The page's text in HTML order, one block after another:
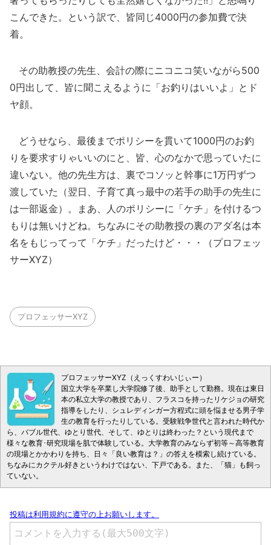
こんできた。という訳で、皆同じ4000円の参加費で決
着。
その助教授の先生、会計の際にニコニコ笑いながら500
0円出して、皆に聞こえるように「お釣りはいいよ」とド
ヤ顔。
どうせなら、最後までポリシーを貫いて1000円のお釣
りを要求すりゃいいのにと、皆、心のなかで思っていたに
違いない。他の先生方は、裏でコソッと幹事に1万円ずつ
渡していた（翌日、子育て真っ最中の若手の助手の先生に
は一部返金）。まあ、人のポリシーに「ケチ」を付けるつ
もりは無いけどね。ちなみにその助教授の裏のアダ名は本
名をもじってって「ケチ」だったけど・・・（プロフェッ
サーXYZ）
プロフェッサーXYZ
プロフェッサーXYZ（えっくすわいじぃー）
国立大学を卒業し大学院修了後、助手として勤務。現在は東日
本の私立大学の教授であり、フラスコを持ったリケジョの研究
指導をしたり、シュレディンガー方程式に頭を悩ませる男子学
生の教育を行ったりしている。受験戦争世代と言われた時代か
ら、バブル世代、ゆとり世代、そして、ゆとりは終わった？という現代まで
様々な教育･研究現場を肌で体験している。大学教育のみならず初等～高等教育
の現場とかかわりを持ち、日々「良い教育は？」の答えを模索し続けている。
ちなみにカクテル好きというわけではない、下戸である。また、「猫」も飼っ
ていない。